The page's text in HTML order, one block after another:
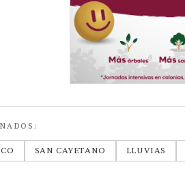
SAN CAYETANO LLUVIAS